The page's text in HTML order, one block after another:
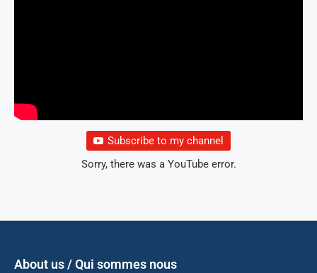
Subscribe to my channel
Sorry, there was a YouTube error.
About us / Qui sommes nous